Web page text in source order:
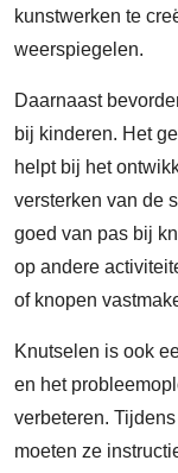
kunstwerken te
weerspiegelen.
Daarnaast
bij kinderen. Het
helpt bij het
versterken van de
goed van pas bij
op andere
of knopen
Knutselen is ook
en het
verbeteren.
moeten ze